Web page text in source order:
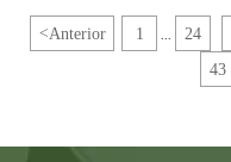
<Anterior 1 24
43